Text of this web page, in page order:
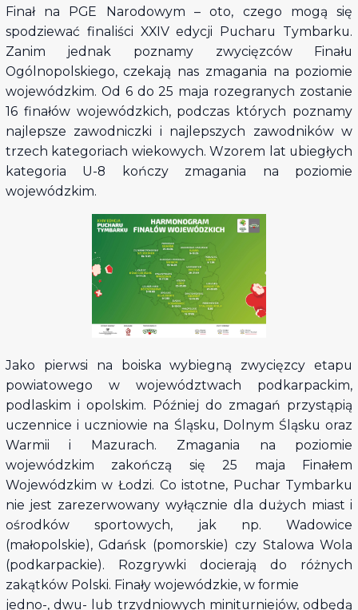
Finał na PGE Narodowym – oto, czego mogą się
spodziewać finaliści XXIV edycji Pucharu Tymbarku.
Zanim jednak poznamy zwycięzców Finału
Ogólnopolskiego, czekają nas zmagania na poziomie
wojewódzkim. Od 6 do 25 maja rozegranych zostanie
16 finałów wojewódzkich, podczas których poznamy
najlepsze zawodniczki i najlepszych zawodników w
trzech kategoriach wiekowych. Wzorem lat ubiegłych
kategoria U-8 kończy zmagania na poziomie
wojewódzkim.
Jako pierwsi na boiska wybiegną zwycięzcy etapu
powiatowego w województwach podkarpackim,
podlaskim i opolskim. Później do zmagań przystąpią
uczennice i uczniowie na Śląsku, Dolnym Śląsku oraz
Warmii i Mazurach. Zmagania na poziomie
wojewódzkim zakończą się 25 maja Finałem
Wojewódzkim w Łodzi. Co istotne, Puchar Tymbarku
nie jest zarezerwowany wyłącznie dla dużych miast i
ośrodków sportowych, jak np. Wadowice
(małopolskie), Gdańsk (pomorskie) czy Stalowa Wola
(podkarpackie). Rozgrywki docierają do różnych
zakątków Polski. Finały wojewódzkie, w formie
jedno-, dwu- lub trzydniowych miniturniejów, odbędą